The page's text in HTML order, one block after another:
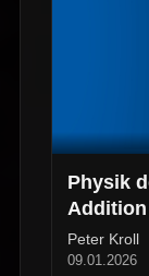
Physik
Peter Kroll
09.01.2026